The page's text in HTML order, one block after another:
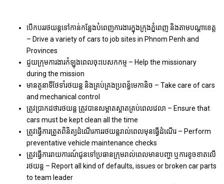
បើកបររថយន្តទៅកាន់កន្លែងបំពេញការងារក្នុងក្រុងភ្នំពេញ និងតាមបណ្ដាខេត្ត
– Drive a variety of cars to job sites in Phnom Penh and
Provinces
ជួយក្រុមការងារកំឡុងពេលចុះបេសកកម្ម – Help the missionary
during the mission
មានតួនាទីថែទាំរថយន្ត និងគ្រប់គ្រងប្រពន្ធ័មេកានិច – Take care of cars
and mechanical control
ត្រូវប្រាកដថារថយន្ត ត្រូវបានសម្អាតស្អាតគ្រប់ពេលវេលា – Ensure that
cars must be kept clean all the time
ត្រូវធ្វើការត្រួតពិនិត្យដំណើរការរថយន្តរាល់ពេលមុនធ្វើដំណើរ – Perform
preventative vehicle maintenance checks
ត្រូវធ្វើការរាយការណ៍ជូនទៅប្រធានក្រុមរាល់ពេលមានបញ្ហា ឬការខូចខាតលើ
រថយន្ត – Report all kind of defaults, issues or broken car parts
to team leader